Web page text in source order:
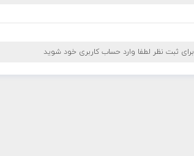
برای ثبت نظر لطفا وارد حساب کاربری خود شوید